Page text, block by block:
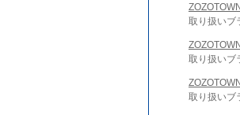
取り扱いブ
取り扱いブ
取り扱いブ